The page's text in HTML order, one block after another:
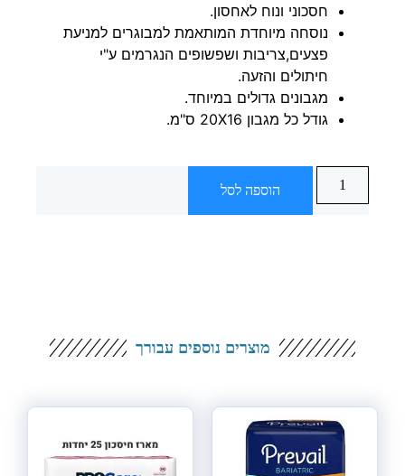
חסכוני ונוח לאחסון.
נוסחה מיוחדת המותאמת למבוגרים למניעת
פצעים,צריבות ושפשופים הנגרמים ע"י
חיתולים והזעה.
מגבונים גדולים במיוחד.
גודל כל מגבון 20X16 ס"מ.
הוספה לסל
מוצרים נוספים עבורך